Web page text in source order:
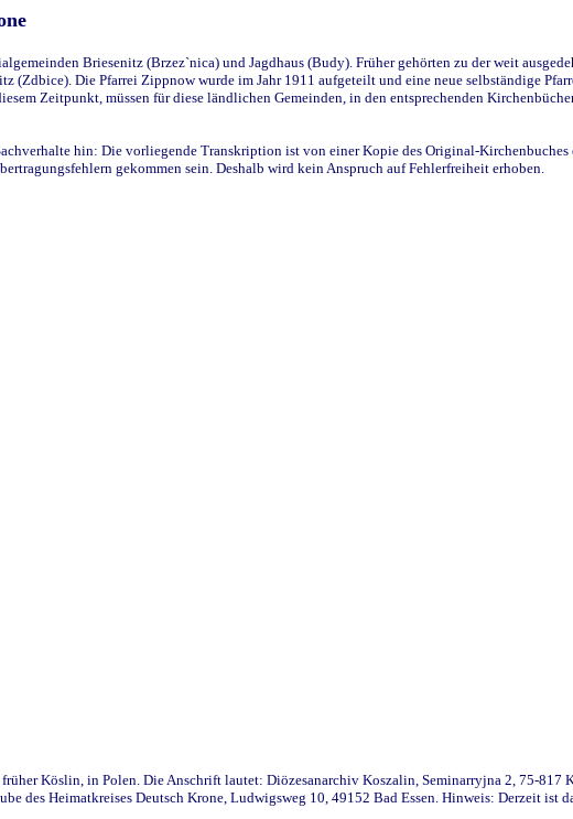
Briesenitz (Brzez`nica) und Jagdhaus (Budy). Früher gehörten zu der weit
(Zdbice). Die Pfarrei Zippnow wurde im Jahr 1911 aufgeteilt und eine neue selbständige
Zeitpunkt, müssen für diese ländlichen Gemeinden, in den entsprechenden
hin: Die vorliegende Transkription ist von einer Kopie des Original-
gekommen sein. Deshalb wird kein Anspruch auf Fehlerfreiheit erhoben.
Köslin, in Polen. Die Anschrift lautet: Diözesanarchiv Koszalin, Seminarryjna 2, 75-817
des Heimatkreises Deutsch Krone, Ludwigsweg 10, 49152 Bad Essen. Hinweis: Derzeit ist